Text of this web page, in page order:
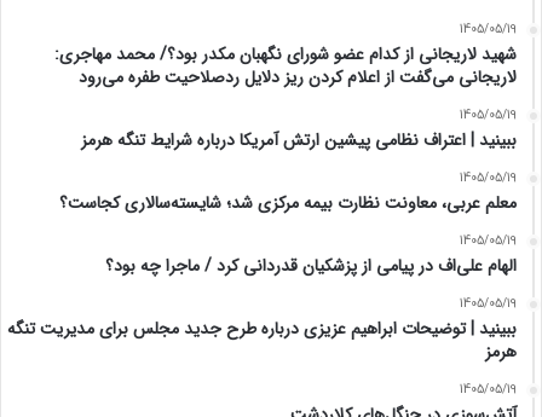
1405/05/19
شهید لاریجانی از کدام عضو شورای نگهبان مکدر بود؟/ محمد مهاجری:
لاریجانی می‌گفت از اعلام کردن ریز دلایل ردصلاحیت طفره می‌رود
1405/05/19
ببینید | اعتراف نظامی پیشین ارتش آمریکا درباره شرایط تنگه هرمز
1405/05/19
معلم عربی، معاونت نظارت بیمه مرکزی شد؛ شایسته‌سالاری کجاست؟
1405/05/19
الهام علی‌اف در پیامی از پزشکیان قدردانی کرد / ماجرا چه بود؟
1405/05/19
ببینید | توضیحات ابراهیم عزیزی درباره طرح جدید مجلس برای مدیریت تنگه
هرمز
1405/05/19